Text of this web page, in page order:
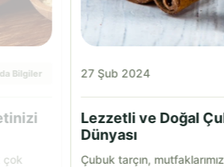
Bilgiler
çok
27 Şub 2024
Lezzetli ve Doğal
Dünyası
Çubuk tarçın,